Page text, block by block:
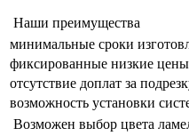
Наши преимущества
минимальные сроки
фиксированные низкие цены
отсутствие доплат за
возможность установки
Возможен выбор цвета